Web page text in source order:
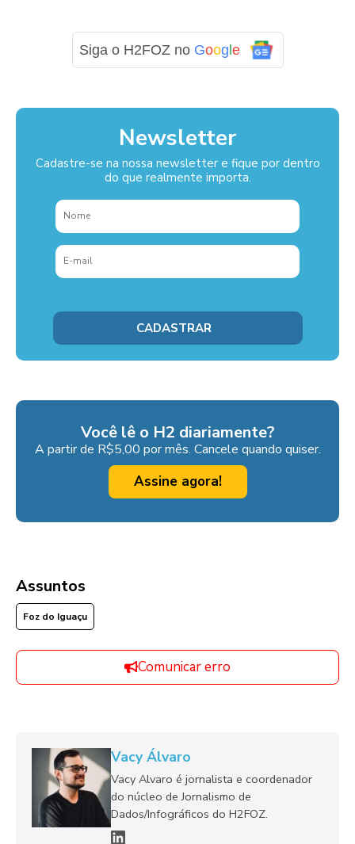
Siga o H2FOZ no Goog e
Newsletter
Cadastre-se na nossa newsletter e fique por dentro
do que realmente importa.
Você lê o H2 diariamente?
A partir de R$5,00 por mês. Cancele quando quiser.
Assine agora!
Assuntos
Foz do Iguaçu
Comunicar erro
Vacy Álvaro
Vacy Alvaro é jornalista e coordenador
do núcleo de Jornalismo de
Dados/Infográficos do H2FOZ.